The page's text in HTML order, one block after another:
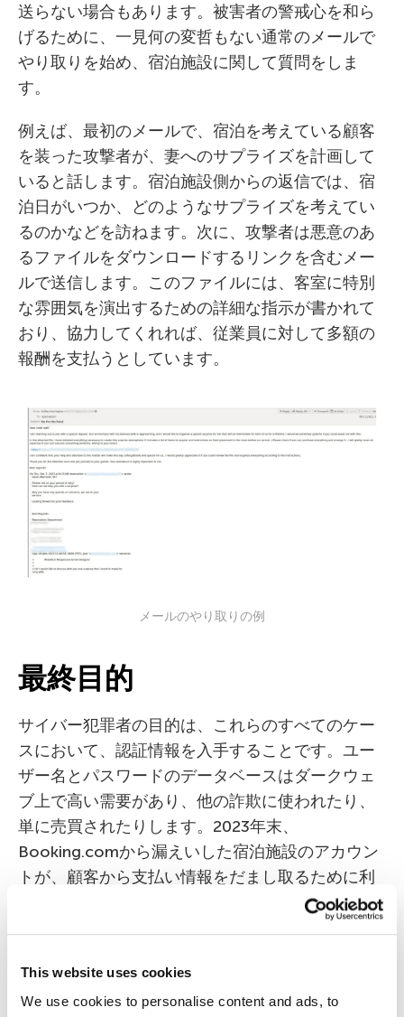
This website uses cookies
We use cookies to personalise content and ads, to
送らない場合もあります。被害者の警戒心を和ら
げるために、一見何の変哲もない通常のメールで
やり取りを始め、宿泊施設に関して質問をしま
す。
例えば、最初のメールで、宿泊を考えている顧客
を装った攻撃者が、妻へのサプライズを計画して
いると話します。宿泊施設側からの返信では、宿
泊日がいつか、どのようなサプライズを考えてい
るのかなどを訪ねます。次に、攻撃者は悪意のあ
るファイルをダウンロードするリンクを含むメー
ルで送信します。このファイルには、客室に特別
な雰囲気を演出するための詳細な指示が書かれて
おり、協力してくれれば、従業員に対して多額の
報酬を支払うとしています。
メールのやり取りの例
最終目的
サイバー犯罪者の目的は、これらのすべてのケー
スにおいて、認証情報を入手することです。ユー
ザー名とパスワードのデータベースはダークウェ
ブ上で高い需要があり、他の詐欺に使われたり、
単に売買されたりします。2023年末、
Booking.comから漏えいした宿泊施設のアカウン
トが、顧客から支払い情報をだまし取るために利
用されているという記事を公開しました。今回の
攻撃者の最終目的は、同様のスキームを実行する
上述のとおり、サイバー犯罪者は被害者をフィッ